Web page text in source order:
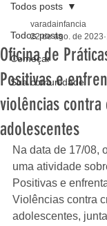
Todos posts
Começar
Sua comunidade
Todos posts
Oficina de
Positivas e
violências contra
adolescentes
varadainfancia
22 de ago. de 2023
Na data de 17/08,
uma atividade
Positivas e
Violências contra
adolescentes,